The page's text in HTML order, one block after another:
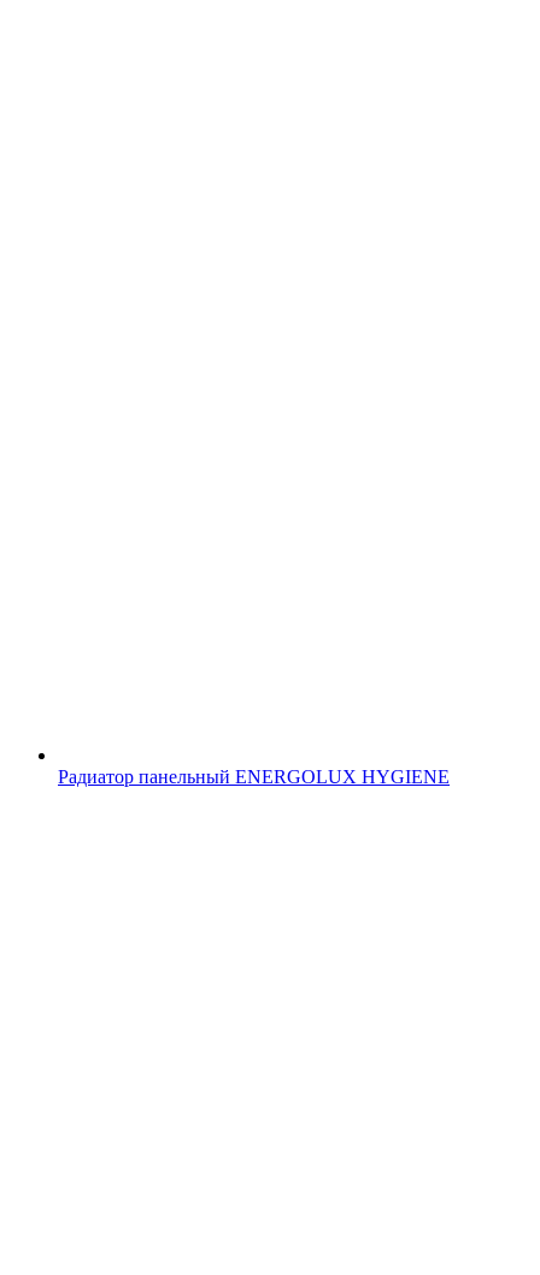
Радиатор панельный ENERGOLUX HYGIENE